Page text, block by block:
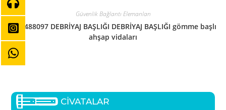
Güvenlik Bağlantı Elemanları
EB 4488097 DEBRİYAJ BAŞLIĞI DEBRİYAJ BAŞLIĞI gömme başlı
ahşap vidaları
CİVATALAR